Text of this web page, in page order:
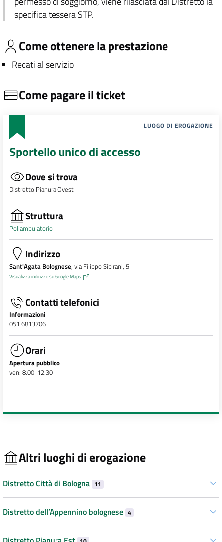
specifica tessera STP.
Come ottenere la prestazione
Recati al servizio
Come pagare il ticket
LUOGO DI EROGAZIONE
Sportello unico di accesso
Dove si trova
Distretto Pianura Ovest
Struttura
Poliambulatorio
Indirizzo
Sant'Agata Bolognese, via Filippo Sibirani, 5
Visualizza indirizzo su Google Maps
Contatti telefonici
Informazioni
051 6813706
Orari
Apertura pubblico
ven: 8.00-12.30
Altri luoghi di erogazione
Distretto Città di Bologna 11
Distretto dell’Appennino bolognese 4